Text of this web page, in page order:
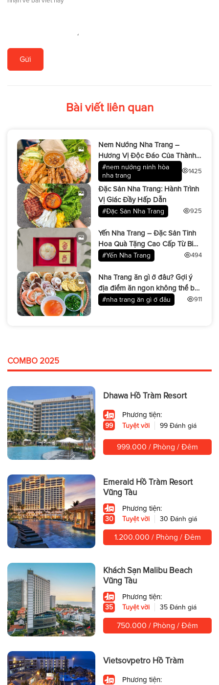
Gửi
Bài viết liên quan
Nem Nướng Nha Trang –
Hương Vị Độc Đáo Của Thành
Phố Biển
#nem nướng ninh hòa
nha trang
1425
Đặc Sản Nha Trang: Hành Trình
Vị Giác Đầy Hấp Dẫn
#Đặc Sản Nha Trang 925
Yến Nha Trang – Đặc Sản Tinh
Hoa Quà Tặng Cao Cấp Từ Biển
Cả
#Yến Nha Trang 494
Nha Trang ăn gì ở đâu? Gợi ý
địa điểm ăn ngon không thể bỏ
lỡ#nha trang ăn gì ở đâu 911
COMBO 2025
Dhawa Hồ Tràm Resort
Phương tiện:
99 Tuyệt vời 99 Đánh giá
999.000 / Phòng / Đêm
Emerald Hồ Tràm Resort
Vũng Tàu
Phương tiện:
30 Tuyệt vời 30 Đánh giá
1.200.000 / Phòng / Đêm
Khách Sạn Malibu Beach
Vũng Tàu
Phương tiện:
35 Tuyệt vời 35 Đánh giá
750.000 / Phòng / Đêm
Vietsovpetro Hồ Tràm
Phương tiện: